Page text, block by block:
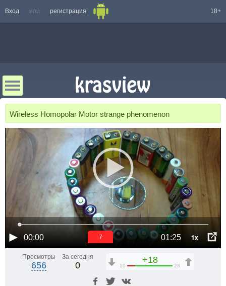
Вход или регистрация 18+
Wireless Homopolar Motor strange phenomenon
00:00 01:25 1x
6
Просмотры
656
За сегодня
0
+18
10 28